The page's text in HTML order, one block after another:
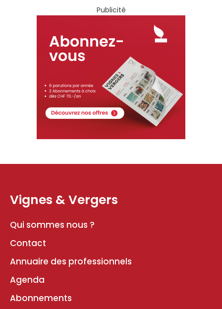
Publicité
Vignes & Vergers
Qui sommes nous ?
Contact
Annuaire des professionnels
Agenda
Abonnements